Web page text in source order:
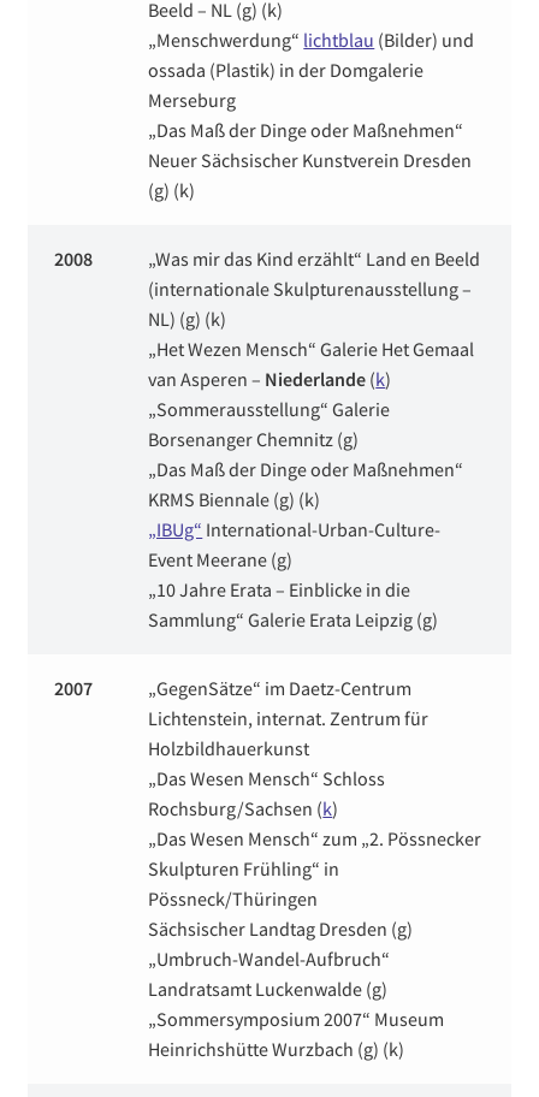
Beeld – NL (g) (k)
„Menschwerdung“ lichtblau (Bilder) und
ossada (Plastik) in der Domgalerie
Merseburg
„Das Maß der Dinge oder Maßnehmen“
Neuer Sächsischer Kunstverein Dresden
(g) (k)
2008
„Was mir das Kind erzählt“ Land en Beeld
(internationale Skulpturenausstellung –
NL) (g) (k)
„Het Wezen Mensch“ Galerie Het Gemaal
van Asperen – Niederlande (k)
„Sommerausstellung“ Galerie
Borsenanger Chemnitz (g)
„Das Maß der Dinge oder Maßnehmen“
KRMS Biennale (g) (k)
„IBUg“ International-Urban-Culture-
Event Meerane (g)
„10 Jahre Erata – Einblicke in die
Sammlung“ Galerie Erata Leipzig (g)
2007
„GegenSätze“ im Daetz-Centrum
Lichtenstein, internat. Zentrum für
Holzbildhauerkunst
„Das Wesen Mensch“ Schloss
Rochsburg/Sachsen (k)
„Das Wesen Mensch“ zum „2. Pössnecker
Skulpturen Frühling“ in
Pössneck/Thüringen
Sächsischer Landtag Dresden (g)
„Umbruch-Wandel-Aufbruch“
Landratsamt Luckenwalde (g)
„Sommersymposium 2007“ Museum
Heinrichshütte Wurzbach (g) (k)